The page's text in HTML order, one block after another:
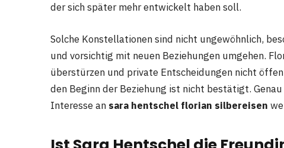
der sich später mehr entwickelt haben soll.
Solche Konstellationen sind nicht ungewöhnlich,
und vorsichtig mit neuen Beziehungen umgehen.
überstürzen und private Entscheidungen nicht
den Beginn der Beziehung ist nicht bestätigt.
Interesse an sara hentschel florian silbereisen